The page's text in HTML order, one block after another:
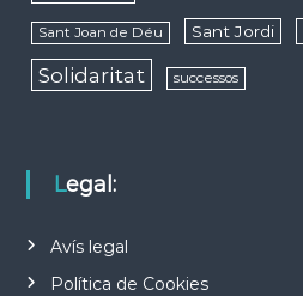
Sant Joan de Déu Sant Jordi
Solidaritat successos
Legal:
Avís legal
Política de Cookies